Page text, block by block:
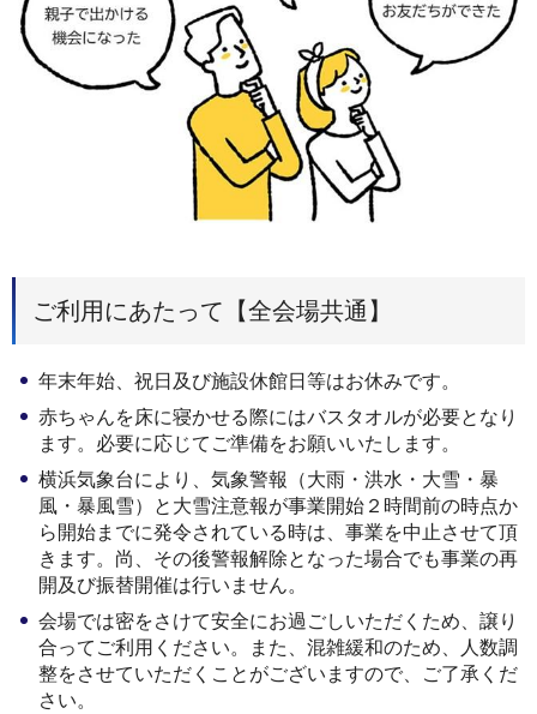
ご利用にあたって【全会場共通】
年末年始、祝日及び施設休館日等はお休みです。
赤ちゃんを床に寝かせる際にはバスタオルが必要となり
ます。必要に応じてご準備をお願いいたします。
横浜気象台により、気象警報（大雨・洪水・大雪・暴
風・暴風雪）と大雪注意報が事業開始２時間前の時点か
ら開始までに発令されている時は、事業を中止させて頂
きます。尚、その後警報解除となった場合でも事業の再
開及び振替開催は行いません。
会場では密をさけて安全にお過ごしいただくため、譲り
合ってご利用ください。また、混雑緩和のため、人数調
整をさせていただくことがございますので、ご了承くだ
さい。